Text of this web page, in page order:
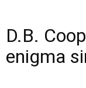
D.B.
enigma